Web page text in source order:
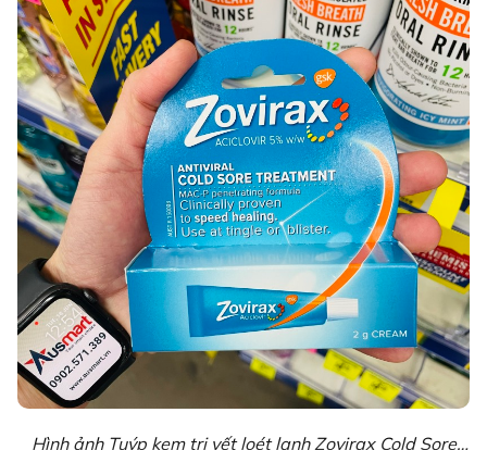
Hình ảnh Tuýp kem trị vết loét lạnh Zovirax Cold Sore